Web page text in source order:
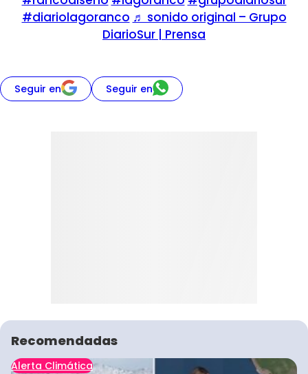
#diariolagoranco ♬ sonido original – Grupo
DiarioSur | Prensa
Seguir en Seguir en
Recomendadas
Alerta Climática